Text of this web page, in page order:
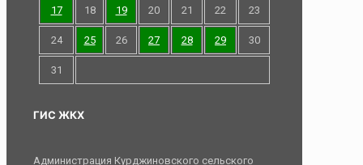
17 18 19 20 21 22 23
24 25 26 27 28 29 30
31
ГИС ЖКХ
Администрация Курджиновского сельского